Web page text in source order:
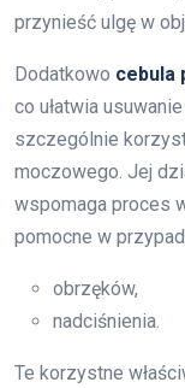
przynieść ulgę w
Dodatkowo cebula
co ułatwia
szczególnie
moczowego. Jej
wspomaga proces
pomocne w
obrzęków,
nadciśnienia.
Te korzystne